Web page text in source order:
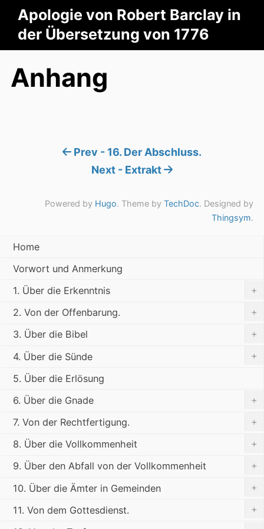
Apologie von Robert Barclay in
der Übersetzung von 1776
Anhang
Prev - 16. Der Abschluss.
Next - Extrakt
Powered by Hugo. Theme by TechDoc. Designed by
Thingsym.
Home
Vorwort und Anmerkung
1. Über die Erkenntnis
+
2. Von der Offenbarung.
+
3. Über die Bibel
+
4. Über die Sünde
+
5. Über die Erlösung
6. Über die Gnade
+
7. Von der Rechtfertigung.
+
8. Über die Vollkommenheit
+
9. Über den Abfall von der Vollkommenheit
+
10. Über die Ämter in Gemeinden
+
11. Von dem Gottesdienst.
+